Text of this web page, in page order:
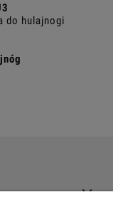
do hulajnogi